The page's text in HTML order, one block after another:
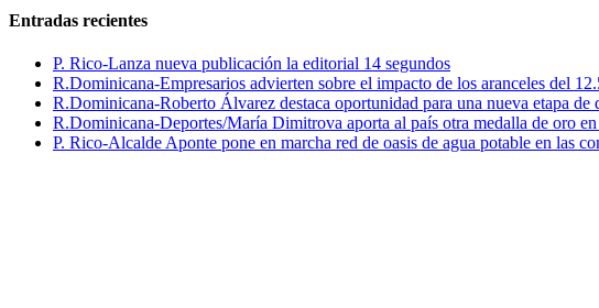
Entradas recientes
P. Rico-Lanza nueva publicación la editorial 14 segundos
R.Dominicana-Empresarios advierten sobre el impacto de los aranceles del
R.Dominicana-Roberto Álvarez destaca oportunidad para una nueva etapa
R.Dominicana-Deportes/María Dimitrova aporta al país otra medalla de oro
P. Rico-Alcalde Aponte pone en marcha red de oasis de agua potable en las